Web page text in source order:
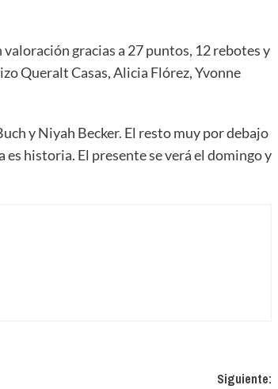
valoración gracias a 27 puntos, 12 rebotes y
Queralt Casas, Alicia Flórez, Yvonne
y Niyah Becker. El resto muy por debajo
es historia. El presente se verá el domingo y
Siguiente: